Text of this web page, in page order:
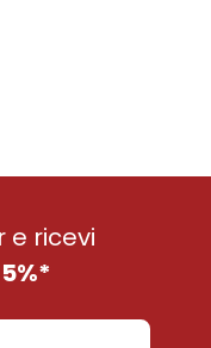
e ricevi